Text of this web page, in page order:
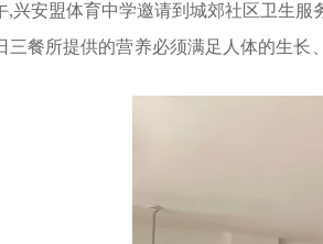
安盟体育中学邀请到城郊社区卫生服
所提供的营养必须满足人体的生长